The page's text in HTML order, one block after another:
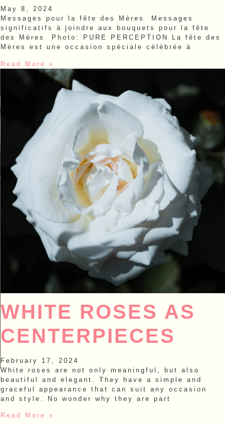
May 8, 2024
Messages pour la fête des Mères Messages
significatifs à joindre aux bouquets pour la fête
des Mères Photo: PURE PERCEPTION La fête des
Mères est une occasion spéciale célébrée à
Read More »
WHITE ROSES AS
CENTERPIECES
February 17, 2024
White roses are not only meaningful, but also
beautiful and elegant. They have a simple and
graceful appearance that can suit any occasion
and style. No wonder why they are part
Read More »